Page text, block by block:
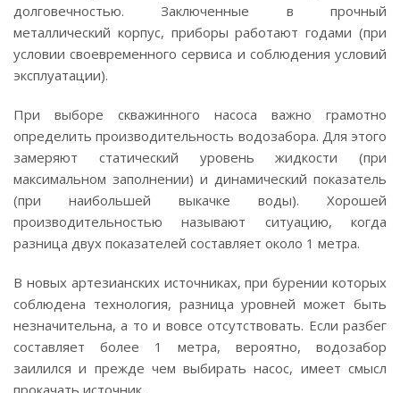
долговечностью. Заключенные в прочный
металлический корпус, приборы работают годами (при
условии своевременного сервиса и соблюдения условий
эксплуатации).
При выборе скважинного насоса важно грамотно
определить производительность водозабора. Для этого
замеряют статический уровень жидкости (при
максимальном заполнении) и динамический показатель
(при наибольшей выкачке воды). Хорошей
производительностью называют ситуацию, когда
разница двух показателей составляет около 1 метра.
В новых артезианских источниках, при бурении которых
соблюдена технология, разница уровней может быть
незначительна, а то и вовсе отсутствовать. Если разбег
составляет более 1 метра, вероятно, водозабор
заилился и прежде чем выбирать насос, имеет смысл